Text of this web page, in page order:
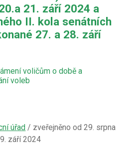
21. září 2024 a
II. kola senátních
27. a 28. září
voličům o době a
voleb
úřad / zveřejněno od 29. srpna
září 2024